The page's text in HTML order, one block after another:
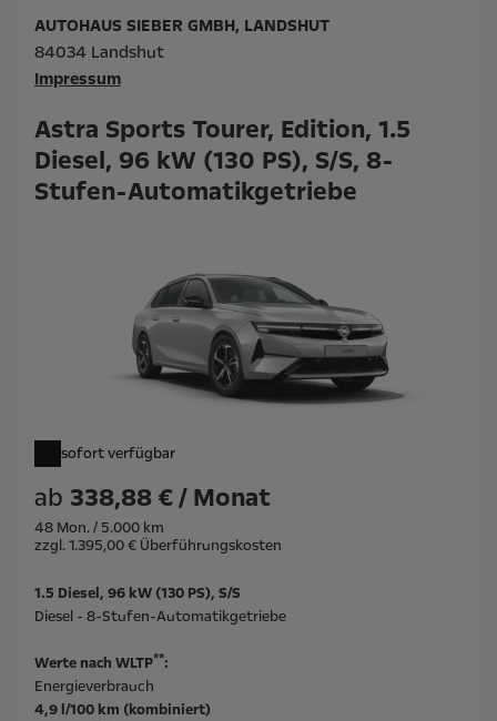
Astra Sports Tourer, Edition, 1.5
Diesel, 96 kW (130 PS), S/S, 8-
Stufen-Automatikgetriebe
sofort verfügbar
ab 338,88 € / Monat
48 Mon. / 5.000 km
zzgl. 1.395,00 € Überführungskosten
AUTOHAUS SIEBER GMBH, LANDSHUT
84034 Landshut
Impressum
1.5 Diesel, 96 kW (130 PS), S/S
Diesel - 8-Stufen-Automatikgetriebe
Werte nach WLTP**:
Energieverbrauch
4,9 l/100 km (kombiniert)